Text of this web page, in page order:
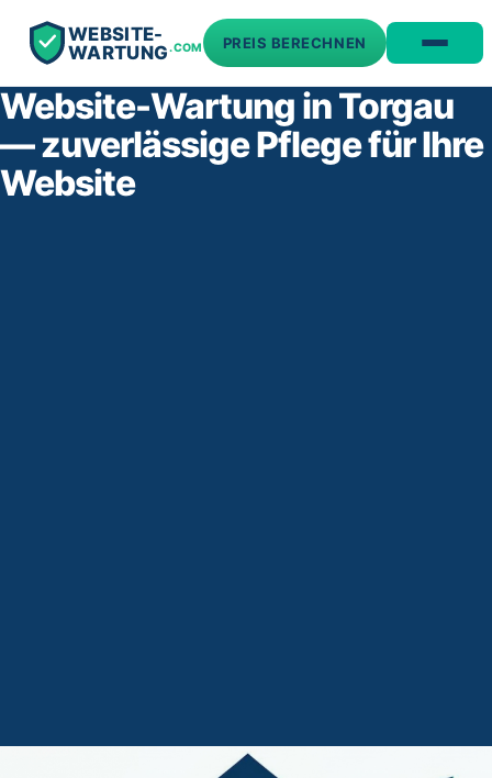
WEBSITE-
WARTUNG.COM PREIS BERECHNEN
Website-Wartung in Torgau
— zuverlässige Pflege für Ihre
Website